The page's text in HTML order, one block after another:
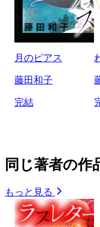
月のピアス
藤田和子
完結
同じ著者の作
もっと見る